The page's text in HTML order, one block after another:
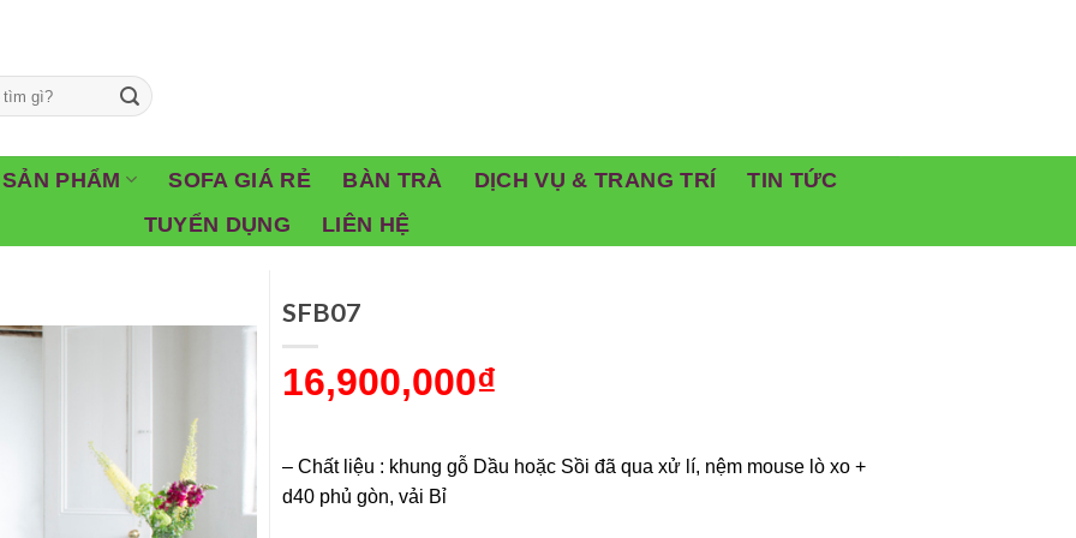
SẢN PHẨM SOFA GIÁ RẺ BÀN TRÀ DỊCH VỤ & TRANG TRÍ
TIN TỨC
TUYỂN DỤNG
LIÊN HỆ
SFB07
16,900,000₫
– Chất liệu : khung gỗ Dầu hoặc Sồi đã qua xử lí, nệm mouse lò xo +
d40 phủ gòn, vải Bỉ